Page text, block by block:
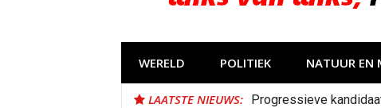
WERELD POLITIEK NATUUR EN
LAATSTE NIEUWS: Progressieve